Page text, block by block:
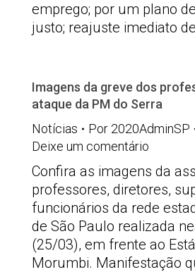
emprego; por um plano
justo; reajuste imediato
Imagens da greve dos
ataque da PM do Serra
Notícias
Por 2020AdminSP
Deixe um comentário
Confira as imagens da
professores, diretores,
funcionários da rede
de São Paulo realizada
(25/03), em frente ao
Morumbi. Manifestação